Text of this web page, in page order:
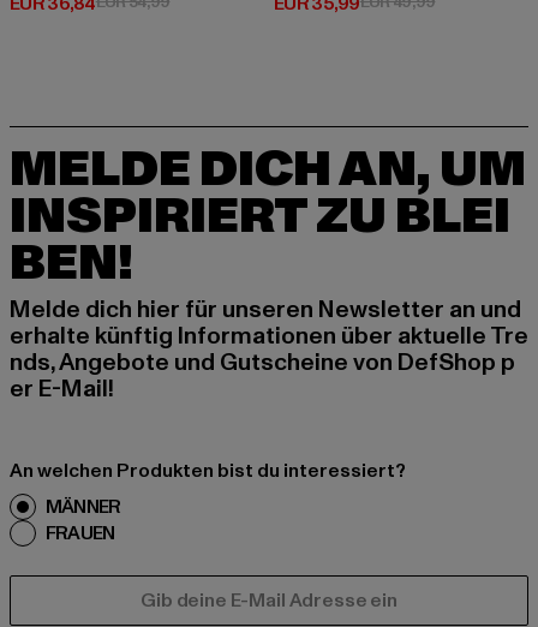
MELDE DICH AN, UM
INSPIRIERT ZU BLEI
BEN!
Melde dich hier für unseren Newsletter an und
erhalte künftig Informationen über aktuelle Tre
nds, Angebote und Gutscheine von DefShop p
er E-Mail!
An welchen Produkten bist du interessiert?
MÄNNER
FRAUEN